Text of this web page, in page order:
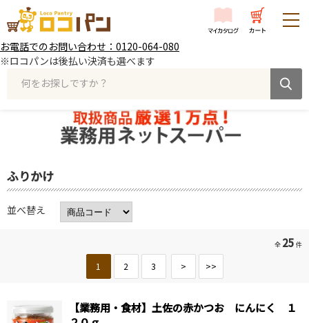
お電話でのお問い合わせ：0120-064-080
※ロコパンは後払い決済も選べます
何をお探しですか？
ふりかけ
並べ替え
全 25 件
1 2 3 > >>
【業務用・食材】土佐の赤かつお にんにく １